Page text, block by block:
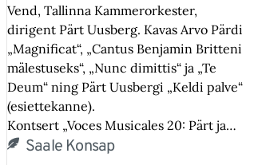
Vend, Tallinna Kammerorkester,
dirigent Pärt Uusberg. Kavas Arvo Pärdi
„Magnificat“, „Cantus Benjamin Britteni
mälestuseks“, „Nunc dimittis“ ja „Te
Deum“ ning Pärt Uusbergi „Keldi palve“
(esiettekanne).
Kontsert „Voces Musicales 20: Pärt ja…
Saale Konsap